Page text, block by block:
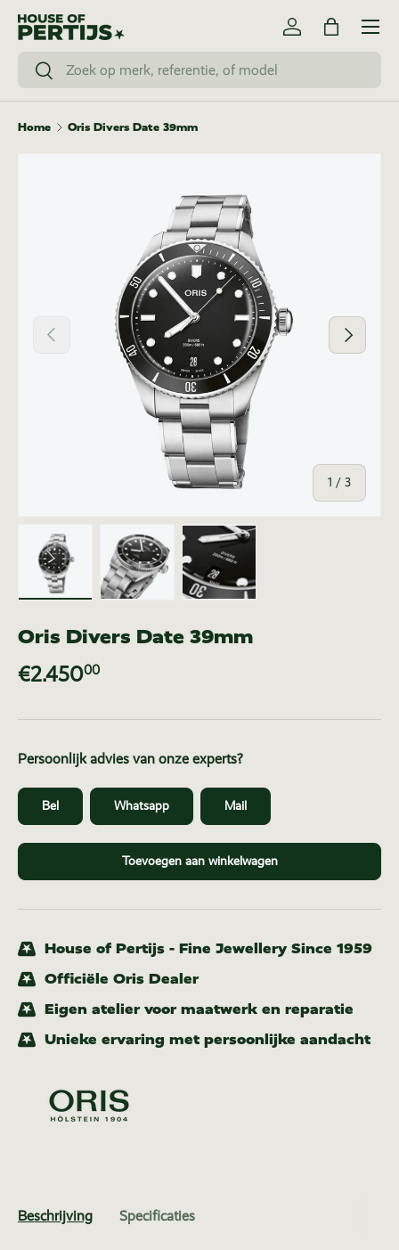
Ga naar inhoud
Zoeken
Zoeken
Inloggen
Tas
Menu
Home Oris Divers Date 39mm
Vorige
1 / van
3
Volgende
Oris Divers Date 39mm
€2.45000
Persoonlijk advies van onze experts?
Bel Whatsapp Mail
Toevoegen aan winkelwagen
House of Pertijs - Fine Jewellery Since 1959
Officiële Oris Dealer
Eigen atelier voor maatwerk en reparatie
Unieke ervaring met persoonlijke aandacht
Beschrijving Specificaties